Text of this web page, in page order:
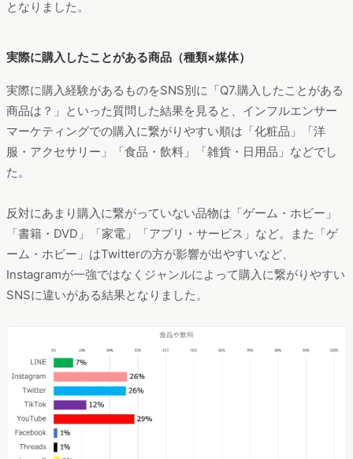
となりました。
実際に購入したことがある商品（種類×媒体）
実際に購入経験があるものをSNS別に「Q7.購入したことがある
商品は？」といった質問した結果を見ると、インフルエンサー
マーケティングでの購入に繋がりやすい順は「化粧品」「洋
服・アクセサリー」「食品・飲料」「雑貨・日用品」などでし
た。
反対にあまり購入に繋がっていない品物は「ゲーム・ホビー」
「書籍・DVD」「家電」「アプリ・サービス」など。また「ゲ
ーム・ホビー」はTwitterの方が影響が出やすいなど、
Instagramが一強ではなくジャンルによって購入に繋がりやすい
SNSに違いがある結果となりました。